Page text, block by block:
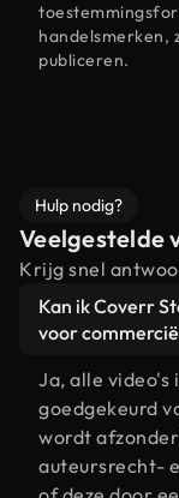
handelsmerken,
publiceren.
Hulp nodig?
Veelgestelde
Krijg snel
Kan ik Coverr
voor
Ja, alle
goedgekeurd
wordt
auteursrecht-